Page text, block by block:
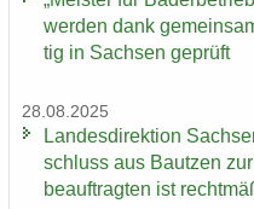
wer­den dank
tig in Sach­sen ge­prüft
28.08.2025
Lan­des­di­rek­ti­on
schluss aus Baut­zen
be­auf­trag­ten ist